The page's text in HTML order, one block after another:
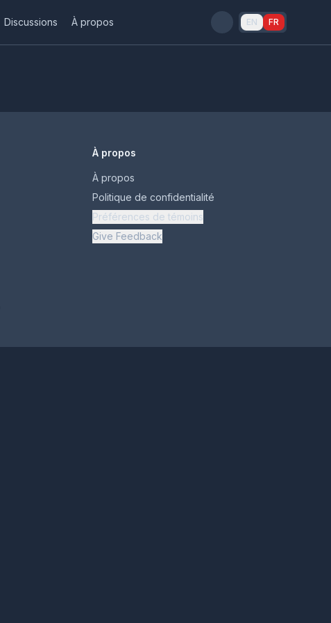
Discussions À propos EN FR
À propos
À propos
Politique de confidentialité
Préférences de témoins
Give Feedback